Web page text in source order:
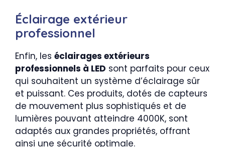
Éclairage extérieur
professionnel
Enfin, les éclairages extérieurs
professionnels à LED sont parfaits pour ceux
qui souhaitent un système d’éclairage sûr
et puissant. Ces produits, dotés de capteurs
de mouvement plus sophistiqués et de
lumières pouvant atteindre 4000K, sont
adaptés aux grandes propriétés, offrant
ainsi une sécurité optimale.